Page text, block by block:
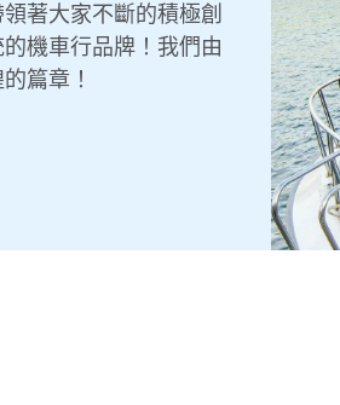
著大家不斷的積極創
機車行品牌！我們由
篇章！